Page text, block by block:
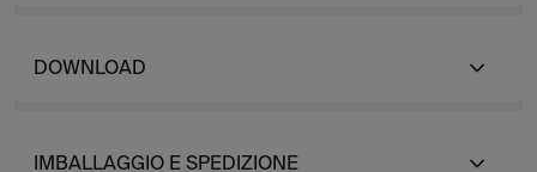
DOWNLOAD
IMBALLAGGIO E SPEDIZIONE